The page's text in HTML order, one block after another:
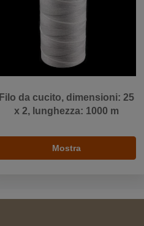
Filo da cucito, dimensioni: 25
x 2, lunghezza: 1000 m
Mostra